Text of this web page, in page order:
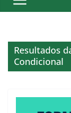
Resultados
Condicional